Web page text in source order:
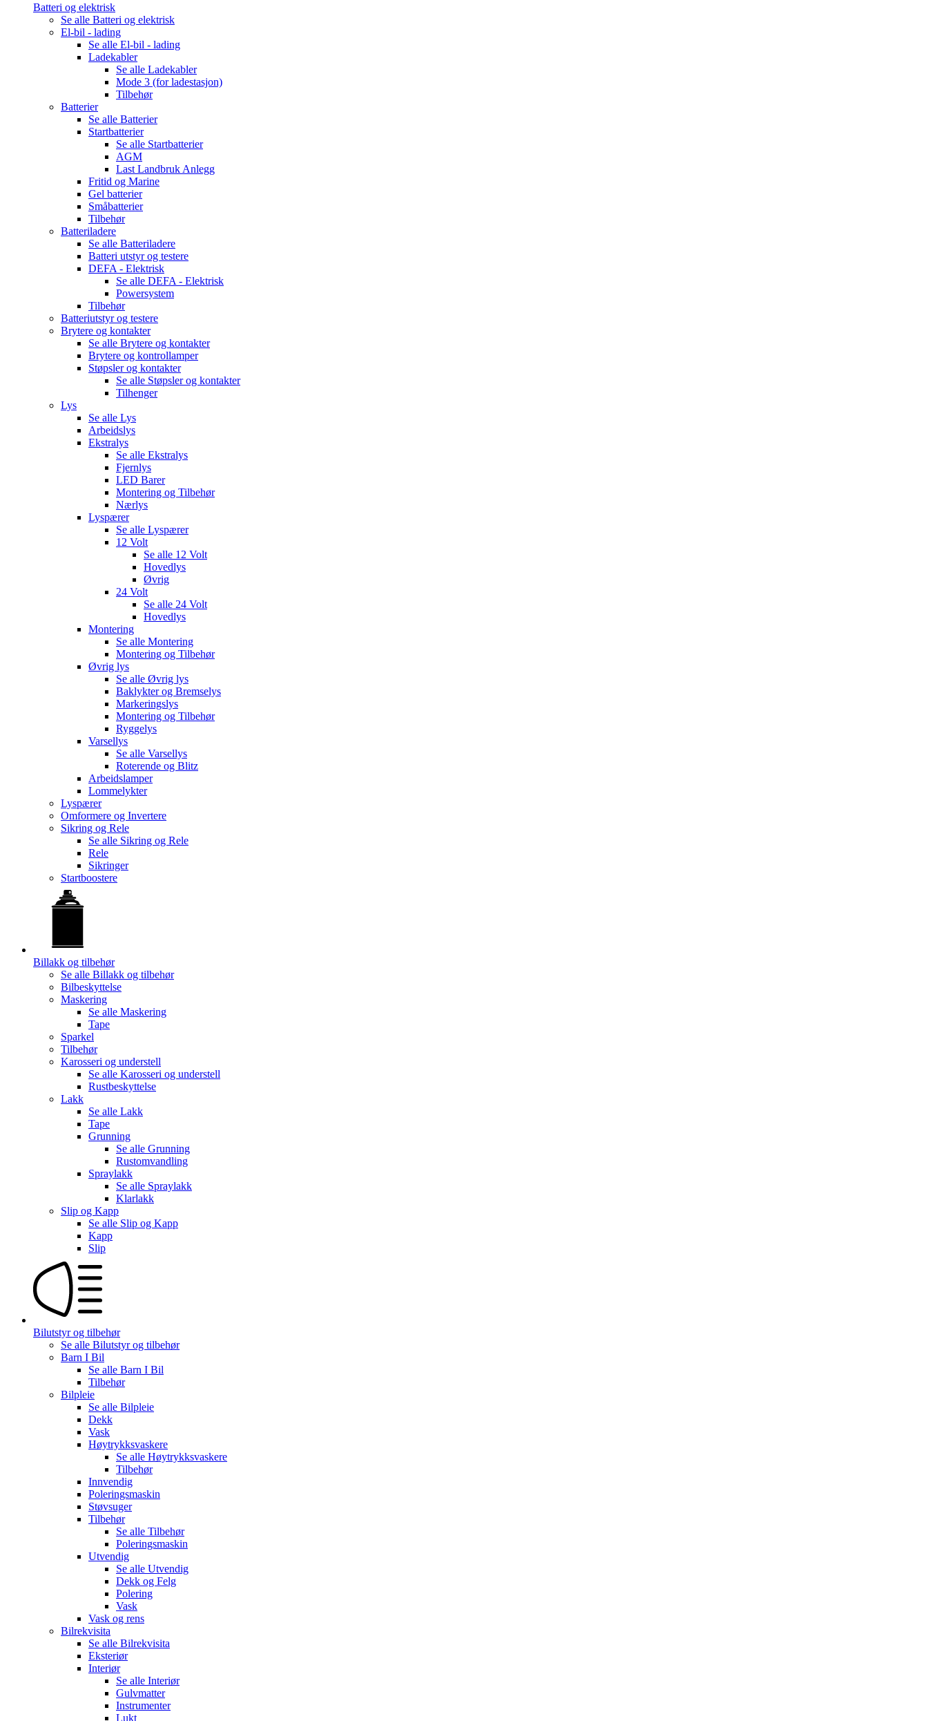
Batteri og elektrisk
Se alle Batteri og elektrisk
El-bil - lading
Se alle El-bil - lading
Ladekabler
Se alle Ladekabler
Mode 3 (for ladestasjon)
Tilbehør
Batterier
Se alle Batterier
Startbatterier
Se alle Startbatterier
AGM
Last Landbruk Anlegg
Fritid og Marine
Gel batterier
Småbatterier
Tilbehør
Batteriladere
Se alle Batteriladere
Batteri utstyr og testere
DEFA - Elektrisk
Se alle DEFA - Elektrisk
Powersystem
Tilbehør
Batteriutstyr og testere
Brytere og kontakter
Se alle Brytere og kontakter
Brytere og kontrollamper
Støpsler og kontakter
Se alle Støpsler og kontakter
Tilhenger
Lys
Se alle Lys
Arbeidslys
Ekstralys
Se alle Ekstralys
Fjernlys
LED Barer
Montering og Tilbehør
Nærlys
Lyspærer
Se alle Lyspærer
12 Volt
Se alle 12 Volt
Hovedlys
Øvrig
24 Volt
Se alle 24 Volt
Hovedlys
Montering
Se alle Montering
Montering og Tilbehør
Øvrig lys
Se alle Øvrig lys
Baklykter og Bremselys
Markeringslys
Montering og Tilbehør
Ryggelys
Varsellys
Se alle Varsellys
Roterende og Blitz
Arbeidslamper
Lommelykter
Lyspærer
Omformere og Invertere
Sikring og Rele
Se alle Sikring og Rele
Rele
Sikringer
Startboostere
Billakk og tilbehør
Se alle Billakk og tilbehør
Bilbeskyttelse
Maskering
Se alle Maskering
Tape
Sparkel
Tilbehør
Karosseri og understell
Se alle Karosseri og understell
Rustbeskyttelse
Lakk
Se alle Lakk
Tape
Grunning
Se alle Grunning
Rustomvandling
Spraylakk
Se alle Spraylakk
Klarlakk
Slip og Kapp
Se alle Slip og Kapp
Kapp
Slip
Bilutstyr og tilbehør
Se alle Bilutstyr og tilbehør
Barn I Bil
Se alle Barn I Bil
Tilbehør
Bilpleie
Se alle Bilpleie
Dekk
Vask
Høytrykksvaskere
Se alle Høytrykksvaskere
Tilbehør
Innvendig
Poleringsmaskin
Støvsuger
Tilbehør
Se alle Tilbehør
Poleringsmaskin
Utvendig
Se alle Utvendig
Dekk og Felg
Polering
Vask
Vask og rens
Bilrekvisita
Se alle Bilrekvisita
Eksteriør
Interiør
Se alle Interiør
Gulvmatter
Instrumenter
Lukt